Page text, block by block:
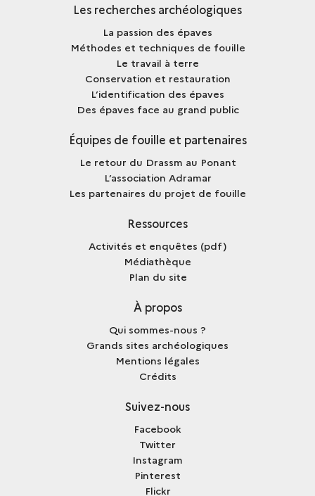
Les recherches archéologiques
La passion des épaves
Méthodes et techniques de fouille
Le travail à terre
Conservation et restauration
L’identification des épaves
Des épaves face au grand public
Équipes de fouille et partenaires
Le retour du Drassm au Ponant
L’association Adramar
Les partenaires du projet de fouille
Ressources
Activités et enquêtes (pdf)
Médiathèque
Plan du site
À propos
Qui sommes-nous ?
Grands sites archéologiques
Mentions légales
Crédits
Suivez-nous
Facebook
Twitter
Instagram
Pinterest
Flickr